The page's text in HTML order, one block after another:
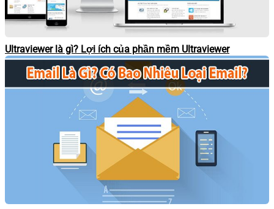
Ultraviewer là gì? Lợi ích của phần mềm Ultraviewer